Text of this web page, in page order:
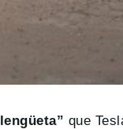
que